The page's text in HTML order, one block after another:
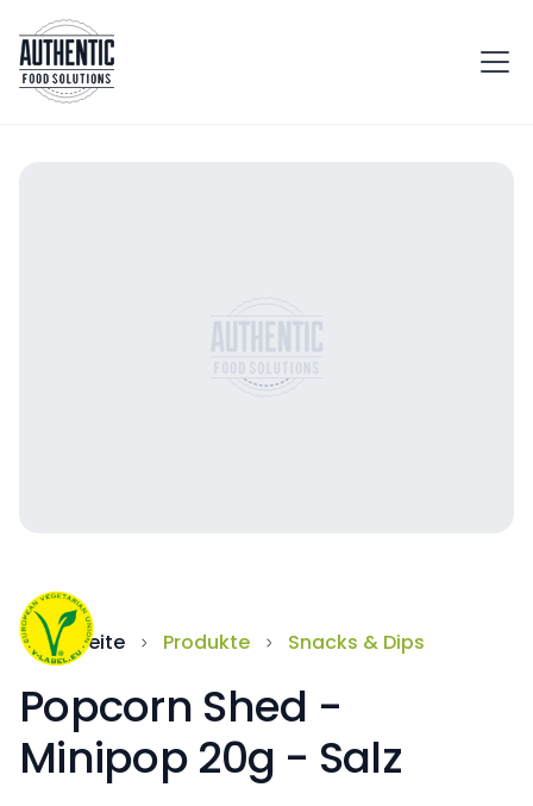
Startseite Produkte Snacks & Dips
Popcorn Shed -
Minipop 20g - Salz